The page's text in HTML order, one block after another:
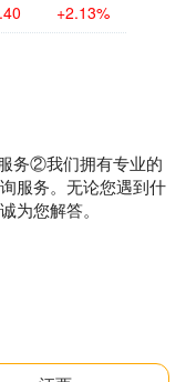
+2.13%
务②我们拥有专业的
服务。无论您遇到什
为您解答。